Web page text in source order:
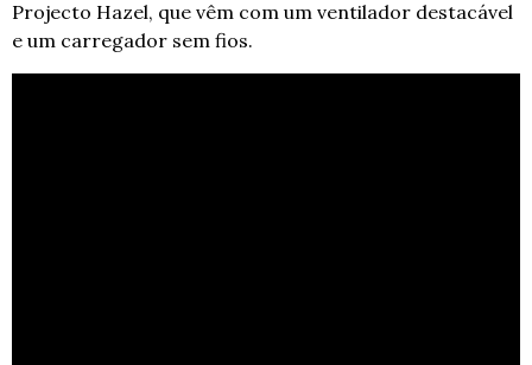
Projecto Hazel, que vêm com um ventilador destacável
e um carregador sem fios.